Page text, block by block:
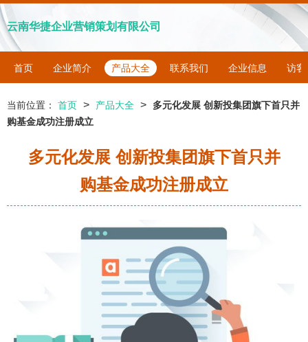
云南华捷企业营销策划有限公司
首页 企业简介 产品大全 联系我们 企业信息 访客
当前位置： 首页 > 产品大全 >
多元化发展 创新投集团旗下首只并
购基金成功注册成立
多元化发展 创新投集团旗下首只并
购基金成功注册成立